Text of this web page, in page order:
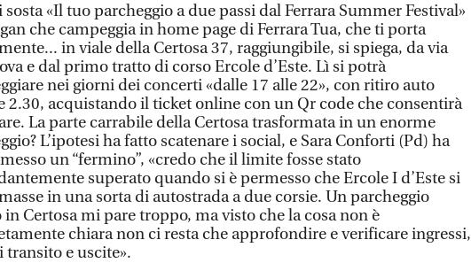
sosta «Il tuo parcheggio a due passi dal Ferrara Summer Festival»
che campeggia in home page di Ferrara Tua, che ti porta
in viale della Certosa 37, raggiungibile, si spiega, da via
e dal primo tratto di corso Ercole d’Este. Lì si potrà
nei giorni dei concerti «dalle 17 alle 22», con ritiro auto
2.30, acquistando il ticket online con un Qr code che consentirà
La parte carrabile della Certosa trasformata in un enorme
L’ipotesi ha fatto scatenare i social, e Sara Conforti (Pd) ha
un “fermino”, «credo che il limite fosse stato
superato quando si è permesso che Ercole I d’Este si
in una sorta di autostrada a due corsie. Un parcheggio
Certosa mi pare troppo, ma visto che la cosa non è
chiara non ci resta che approfondire e verificare ingressi,
e uscite».